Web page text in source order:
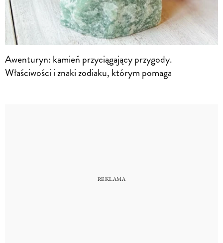
Awenturyn: kamień przyciągający przygody.
Właściwości i znaki zodiaku, którym pomaga